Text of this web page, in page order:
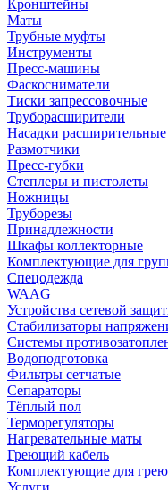
Кронштейны
Маты
Трубные муфты
Инструменты
Пресс-машины
Фаскосниматели
Тиски запрессовочные
Труборасширители
Насадки расширительные
Размотчики
Пресс-губки
Степлеры и пистолеты
Ножницы
Труборезы
Принадлежности
Шкафы коллекторные
Комплектующие для
Спецодежда
WAAG
Устройства сетевой
Стабилизаторы
Системы
Водоподготовка
Фильтры сетчатые
Сепараторы
Тёплый пол
Терморегуляторы
Нагревательные маты
Греющий кабель
Комплектующие для
Услуги